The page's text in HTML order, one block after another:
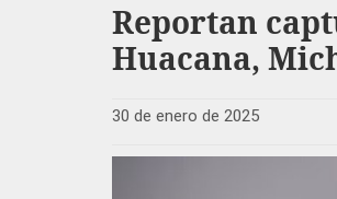
Reportan
Huacana,
30 de enero de 2025